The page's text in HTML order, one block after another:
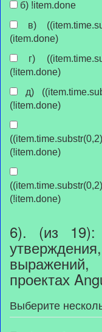
б) !item.done
(item.done)
(!item.done)
(!item.done)
(!item.done)
(!item.done)
6). (из
проектах
Выберите